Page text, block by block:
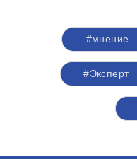
#мнение
#Эксперт